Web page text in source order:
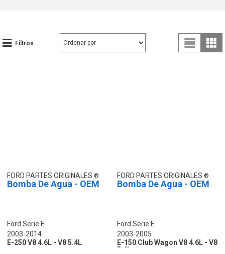
Filtros
FORD PARTES ORIGINALES
Bomba De Agua - OEM
Ford Serie E
2003-2014
E-250 V8 4.6L - V8 5.4L
FORD PARTES ORIGINALES
Bomba De Agua - OEM
Ford Serie E
2003-2005
E-150 Club Wagon V8 4.6L - V8
5.4L